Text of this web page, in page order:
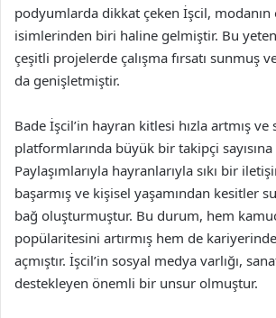
podyumlarda dikkat çeken İşcil, modanın
isimlerinden biri haline gelmiştir. Bu
çeşitli projelerde çalışma fırsatı sunmuş
da genişletmiştir.
Bade İşcil’in hayran kitlesi hızla artmış
platformlarında büyük bir takipçi sayısına
Paylaşımlarıyla hayranlarıyla sıkı bir
başarmış ve kişisel yaşamından kesitler
bağ oluşturmuştur. Bu durum, hem
popülaritesini artırmış hem de
açmıştır. İşcil’in sosyal medya varlığı,
destekleyen önemli bir unsur olmuştur.